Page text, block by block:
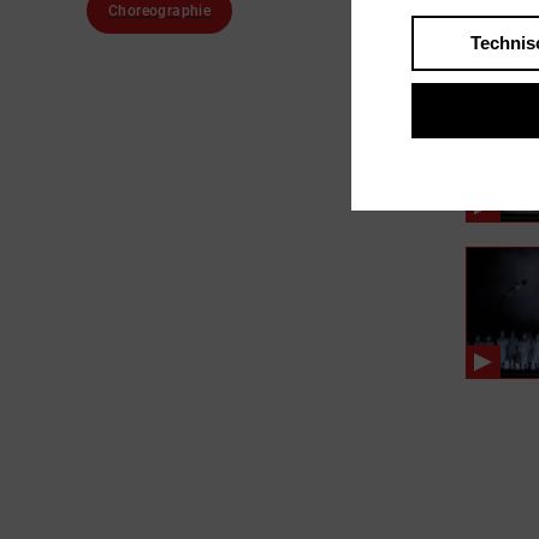
Choreographie
In